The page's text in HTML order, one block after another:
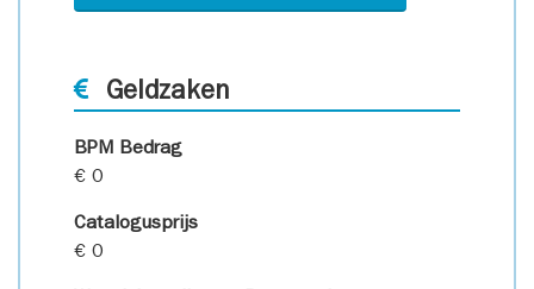
Geldzaken
BPM Bedrag
€ 0
Catalogusprijs
€ 0